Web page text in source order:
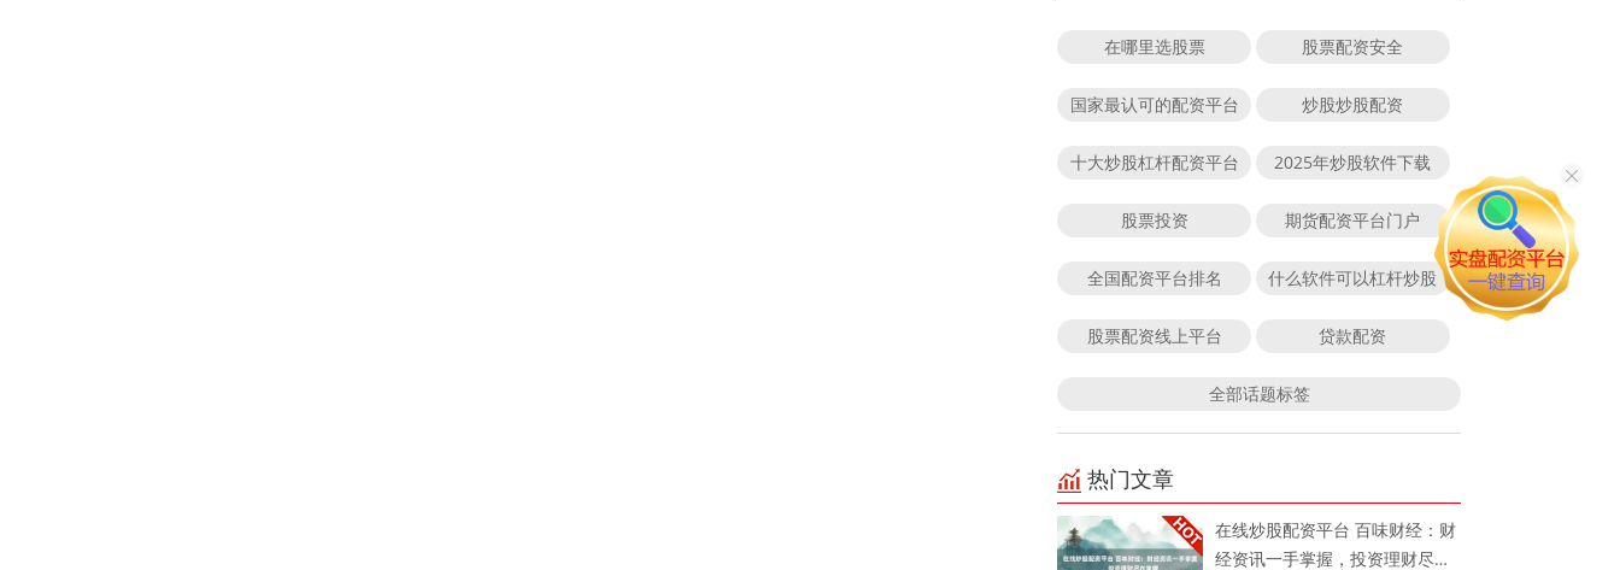
在哪里选股票 股票配资安全
国家最认可的配资平台 炒股炒股配资
十大炒股杠杆配资平台 2025年炒股软件下载
股票投资 期货配资平台门户
全国配资平台排名 什么软件可以杠杆炒股
股票配资线上平台 贷款配资
全部话题标签
热门文章
在线炒股配资平台 百味财经：财
经资讯一手掌握，投资理财尽在